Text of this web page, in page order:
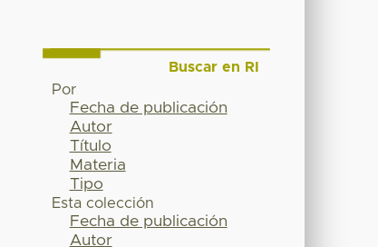
Buscar en RI
Por
Fecha de publicación
Autor
Título
Materia
Tipo
Esta colección
Fecha de publicación
Autor